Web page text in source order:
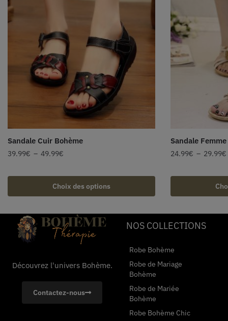
Sandale Cuir Bohème
39.99€ – 49.99€
Choix des options
Sandale
24.99€ – 29.99€
Découvrez l'univers Bohème.
Contactez-nous
NOS COLLECTIONS
Robe Bohème
Robe de Mariage
Bohème
Robe de Mariée
Bohème
Robe Bohème Chic